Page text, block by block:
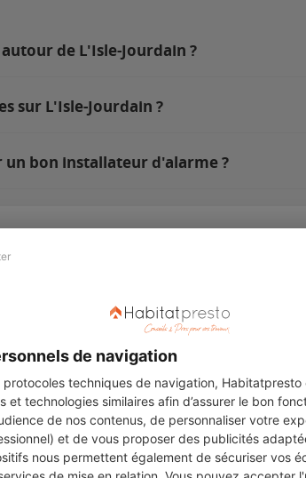
de navigation
protocoles techniques de navigation, Habitatpresto
et technologies similaires afin d’assurer le bon
de nos contenus, de personnaliser votre
et de vous proposer des publicités
nous permettent également de sécuriser vos
de L'Isle-Jourdain ?
sur L'Isle-Jourdain ?
bon installateur d'alarme ?
Revue de presse
Légal
Charte